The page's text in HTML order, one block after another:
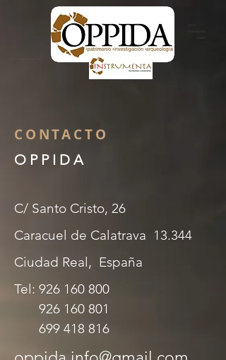
CONTACTO
O P P I D A
C/ Santo Cristo, 26
Caracuel de Calatrava 13.344
Ciudad Real, España
Tel: 926 160 800
926 160 801
699 418 816